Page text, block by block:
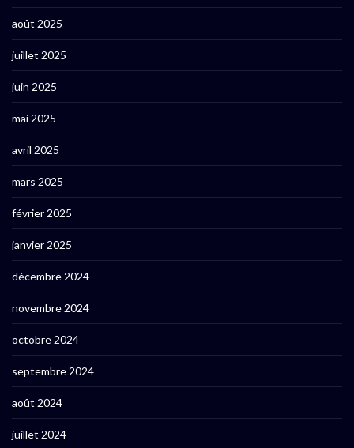
août 2025
juillet 2025
juin 2025
mai 2025
avril 2025
mars 2025
février 2025
janvier 2025
décembre 2024
novembre 2024
octobre 2024
septembre 2024
août 2024
juillet 2024